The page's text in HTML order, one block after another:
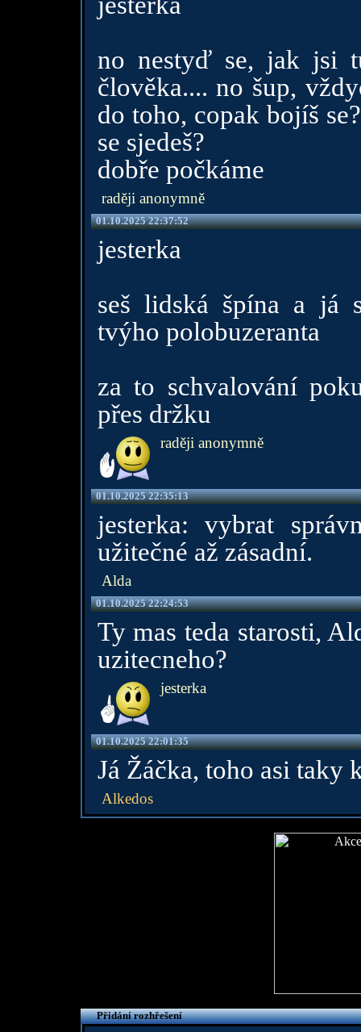
no nestyď se, jak jsi
člověka.... no šup,
do toho, copak bojíš
se sjedeš?
dobře počkáme
raději anonymně
01.10.2025 22:37:52
jesterka
seš lidská špína a já
tvýho polobuzeranta
za to schvalování
přes držku
raději anonymně
01.10.2025 22:35:13
jesterka: vybrat
užitečné až zásadní.
Alda
01.10.2025 22:24:53
Ty mas teda starosti,
uzitecneho?
jesterka
01.10.2025 22:01:35
Já Žáčka, toho asi taky
Alkedos
Přidání rozhřešení